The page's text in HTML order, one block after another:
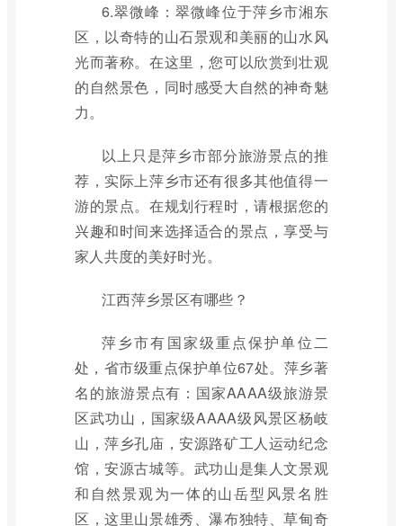
6.翠微峰：翠微峰位于萍乡市湘东
区，以奇特的山石景观和美丽的山水风
光而著称。在这里，您可以欣赏到壮观
的自然景色，同时感受大自然的神奇魅
力。
以上只是萍乡市部分旅游景点的推
荐，实际上萍乡市还有很多其他值得一
游的景点。在规划行程时，请根据您的
兴趣和时间来选择适合的景点，享受与
家人共度的美好时光。
江西萍乡景区有哪些？
萍乡市有国家级重点保护单位二
处，省市级重点保护单位67处。萍乡著
名的旅游景点有：国家AAAA级旅游景
区武功山，国家级AAAA级风景区杨岐
山，萍乡孔庙，安源路矿工人运动纪念
馆，安源古城等。武功山是集人文景观
和自然景观为一体的山岳型风景名胜
区，这里山景雄秀、瀑布独特、草甸奇